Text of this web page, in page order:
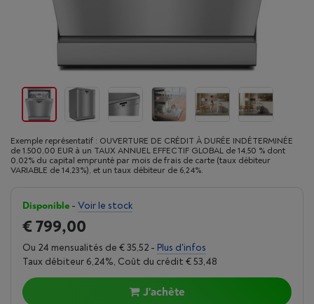
Exemple représentatif : OUVERTURE DE CRÉDIT À DURÉE INDÉTERMINÉE
de 1.500,00 EUR à un TAUX ANNUEL EFFECTIF GLOBAL de 14,50 % dont
0,02% du capital emprunté par mois de frais de carte (taux débiteur
VARIABLE de 14,23%), et un taux débiteur de 6,24%.
Disponible - Voir le stock
€ 799,00
Ou 24 mensualités de € 35,52 - Plus d'infos
Taux débiteur 6,24%, Coût du crédit € 53,48
J'achète